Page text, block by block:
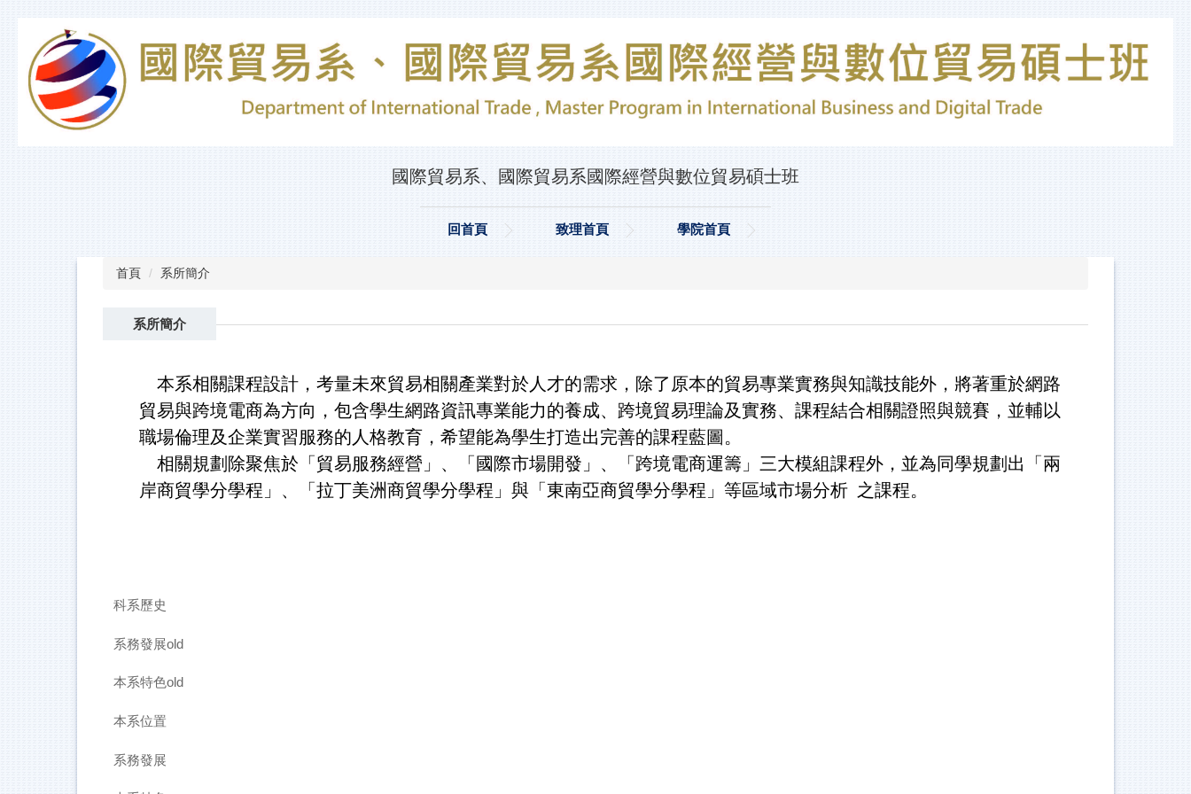
國際貿易系、國際貿易系國際經營與數位貿易碩士班
回首頁 致理首頁 學院首頁
首頁 系所簡介
系所簡介
本系相關課程設計，考量未來貿易相關產業對於人才的需求，除了原本的貿易專業實務與知識技能外，將著重於網路
貿易與跨境電商為方向，包含學生網路資訊專業能力的養成、跨境貿易理論及實務、課程結合相關證照與競賽，並輔以
職場倫理及企業實習服務的人格教育，希望能為學生打造出完善的課程藍圖。
相關規劃除聚焦於「貿易服務經營」、「國際市場開發」、「跨境電商運籌」三大模組課程外，並為同學規劃出「兩
岸商貿學分學程」、「拉丁美洲商貿學分學程」與「東南亞商貿學分學程」等區域市場分析 之課程。
科系歷史
系務發展old
本系特色old
本系位置
系務發展